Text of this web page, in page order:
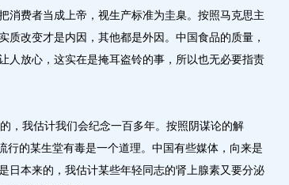
消费者当成上帝，视生产标准为圭臬。按照马克思主
质改变才是内因，其他都是外因。中国食品的质量，
人放心，这实在是掩耳盗铃的事，所以也无必要指责
，我估计我们会纪念一百多年。按照阴谋论的解
行的某生堂有毒是一个道理。中国有些媒体，向来是
日本来的，我估计某些年轻同志的肾上腺素又要分泌